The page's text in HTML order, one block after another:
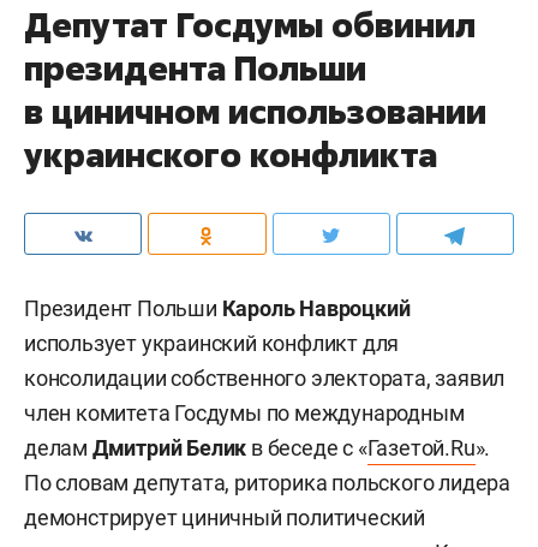
Депутат Госдумы обвинил
президента Польши
в циничном использовании
украинского конфликта
Президент Польши Кароль Навроцкий
использует украинский конфликт для
консолидации собственного электората, заявил
член комитета Госдумы по международным
делам Дмитрий Белик в беседе с «Газетой.Ru».
По словам депутата, риторика польского лидера
демонстрирует циничный политический